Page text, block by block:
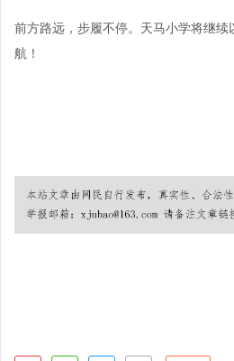
前方路远，步履不停。天马小学将继
航！